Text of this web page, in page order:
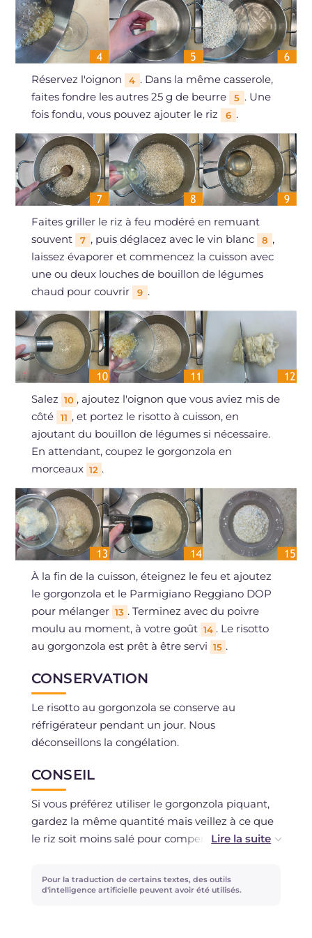
Réservez l'oignon 4 . Dans la même casserole,
faites fondre les autres 25 g de beurre
5 . Une
fois fondu, vous pouvez ajouter le riz
6 .
Faites griller le riz à feu modéré en remuant
souvent
7 , puis déglacez avec le vin blanc 8 ,
laissez évaporer et commencez la cuisson avec
une ou deux louches de bouillon de légumes
chaud pour couvrir
9 .
Salez 10 , ajoutez l'oignon que vous aviez mis de
côté
11 , et portez le risotto à cuisson, en
ajoutant du bouillon de légumes si nécessaire.
En attendant, coupez le gorgonzola en
morceaux 12 .
À la fin de la cuisson, éteignez le feu et ajoutez
le gorgonzola et le Parmigiano Reggiano DOP
pour mélanger 13 . Terminez avec du poivre
moulu au moment, à votre goût 14 . Le risotto
au gorgonzola est prêt à être servi 15 .
CONSERVATION
Le risotto au gorgonzola se conserve au
réfrigérateur pendant un jour. Nous
déconseillons la congélation.
CONSEIL
Si vous préférez utiliser le gorgonzola piquant,
gardez la même quantité mais veillez à ce que
le riz soit moins salé pour compenser la salinité.
Mélangez toujours avec des ingrédients froids
du réfrigérateur et ajustez la crémeux en
Pour la traduction de certains textes, des outils
d'intelligence artificielle peuvent avoir été utilisés.